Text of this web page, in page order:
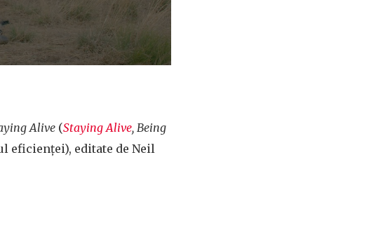
Alive (Staying Alive, Being
eficienței), editate de Neil